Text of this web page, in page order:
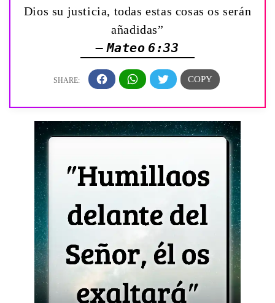
Dios su justicia, todas estas cosas os serán
añadidas”
— Mateo 6:33